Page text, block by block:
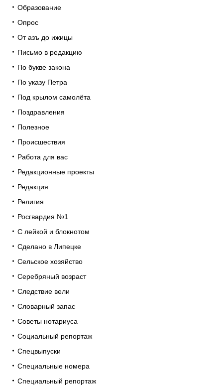
Образование
Опрос
От азъ до ижицы
Письмо в редакцию
По букве закона
По указу Петра
Под крылом самолёта
Поздравления
Полезное
Происшествия
Работа для вас
Редакционные проекты
Редакция
Религия
Росгвардия №1
С лейкой и блокнотом
Сделано в Липецке
Сельское хозяйство
Серебряный возраст
Следствие вели
Словарный запас
Советы нотариуса
Социальный репортаж
Спецвыпуски
Специальные номера
Специальный репортаж